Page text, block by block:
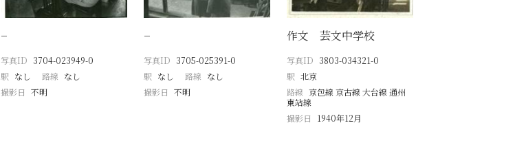
−
写真ID 3704-023949-0
駅 なし 路線 なし
撮影日 不明
−
写真ID 3705-025391-0
駅 なし 路線 なし
撮影日 不明
作文 芸文中学校
写真ID 3803-034321-0
駅 北京
路線 京包線 京古線 大台線 通州
東站線
撮影日
1940年12月